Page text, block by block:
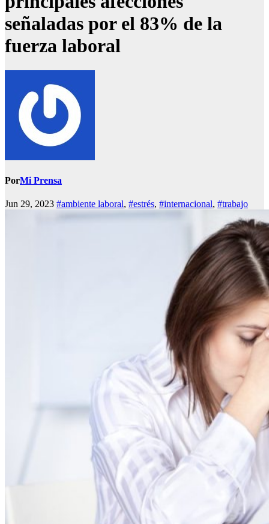
señaladas por el 83% de la
fuerza laboral
PorMi Prensa
Jun 29, 2023 #ambiente laboral, #estrés, #internacional, #trabajo